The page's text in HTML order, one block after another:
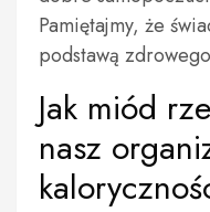
Pamiętajmy, że
podstawą
Jak miód
nasz